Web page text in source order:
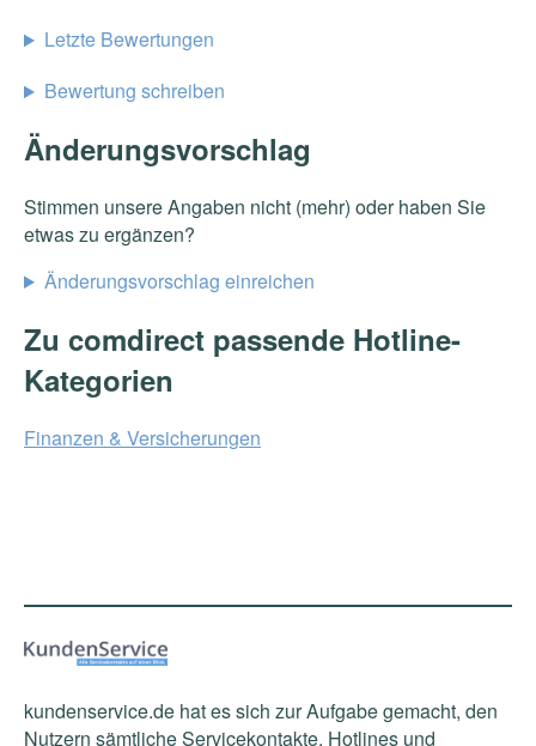
Letzte Bewertungen
Bewertung schreiben
Änderungsvorschlag
Stimmen unsere Angaben nicht (mehr) oder haben Sie
etwas zu ergänzen?
Änderungsvorschlag einreichen
Zu comdirect passende Hotline-
Kategorien
Finanzen & Versicherungen
kundenservice.de hat es sich zur Aufgabe gemacht, den
Nutzern sämtliche Servicekontakte, Hotlines und